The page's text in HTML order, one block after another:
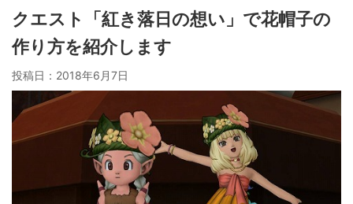
クエスト「紅き落日の想い」で花帽子の
作り方を紹介します
投稿日： 2018年6月7日